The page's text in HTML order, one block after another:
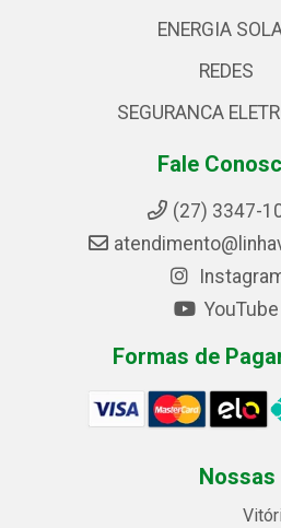
ENERGIA
REDES
SEGURANCA
Fale
(27) 3347-
YouTube
Formas de
Nossas